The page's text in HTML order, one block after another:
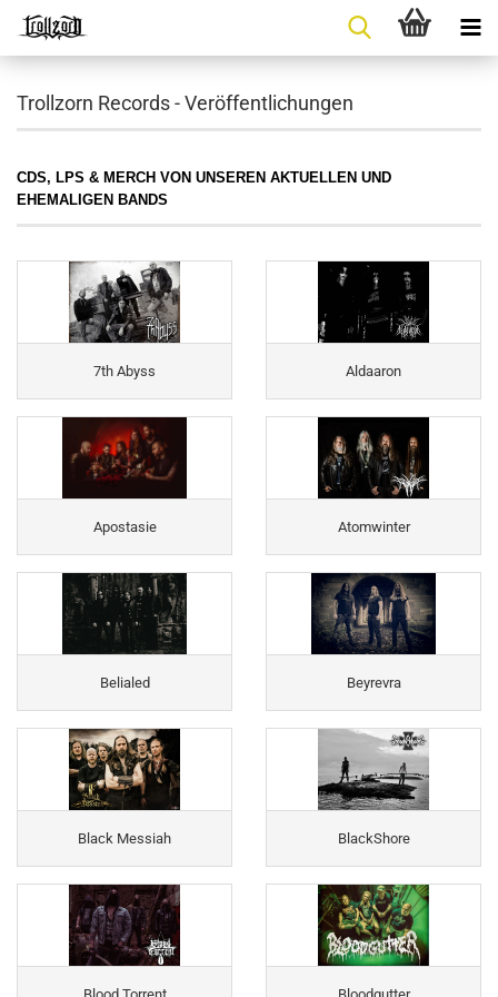
Trollzorn Records - Veröffentlichungen
CDS, LPS & MERCH VON UNSEREN AKTUELLEN UND
EHEMALIGEN BANDS
7th Abyss Aldaaron
Apostasie Atomwinter
Belialed Beyrevra
Black Messiah BlackShore
Blood Torrent Bloodgutter